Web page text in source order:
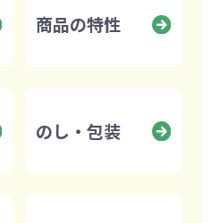
商品の特性
のし・包装